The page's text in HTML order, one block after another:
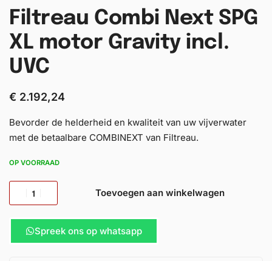
Filtreau Combi Next SPG
XL motor Gravity incl.
UVC
€ 2.192,24
Bevorder de helderheid en kwaliteit van uw vijverwater
met de betaalbare COMBINEXT van Filtreau.
OP VOORRAAD
Toevoegen aan winkelwagen
Spreek ons op whatsapp